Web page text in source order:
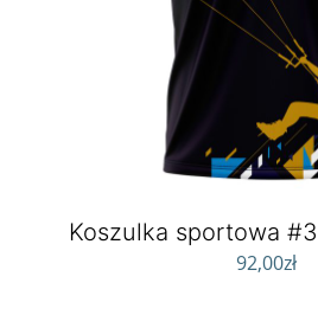
Koszulka sportowa
92,00zł